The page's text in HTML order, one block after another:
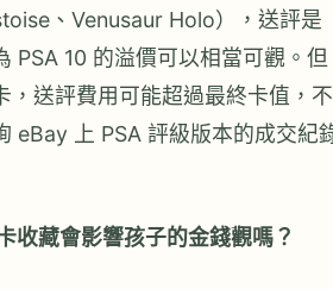
、Venusaur Holo），送評是
10 的溢價可以相當可觀。但
，送評費用可能超過最終卡值，不
eBay 上 PSA 評級版本的成交紀
收藏會影響孩子的金錢觀嗎？